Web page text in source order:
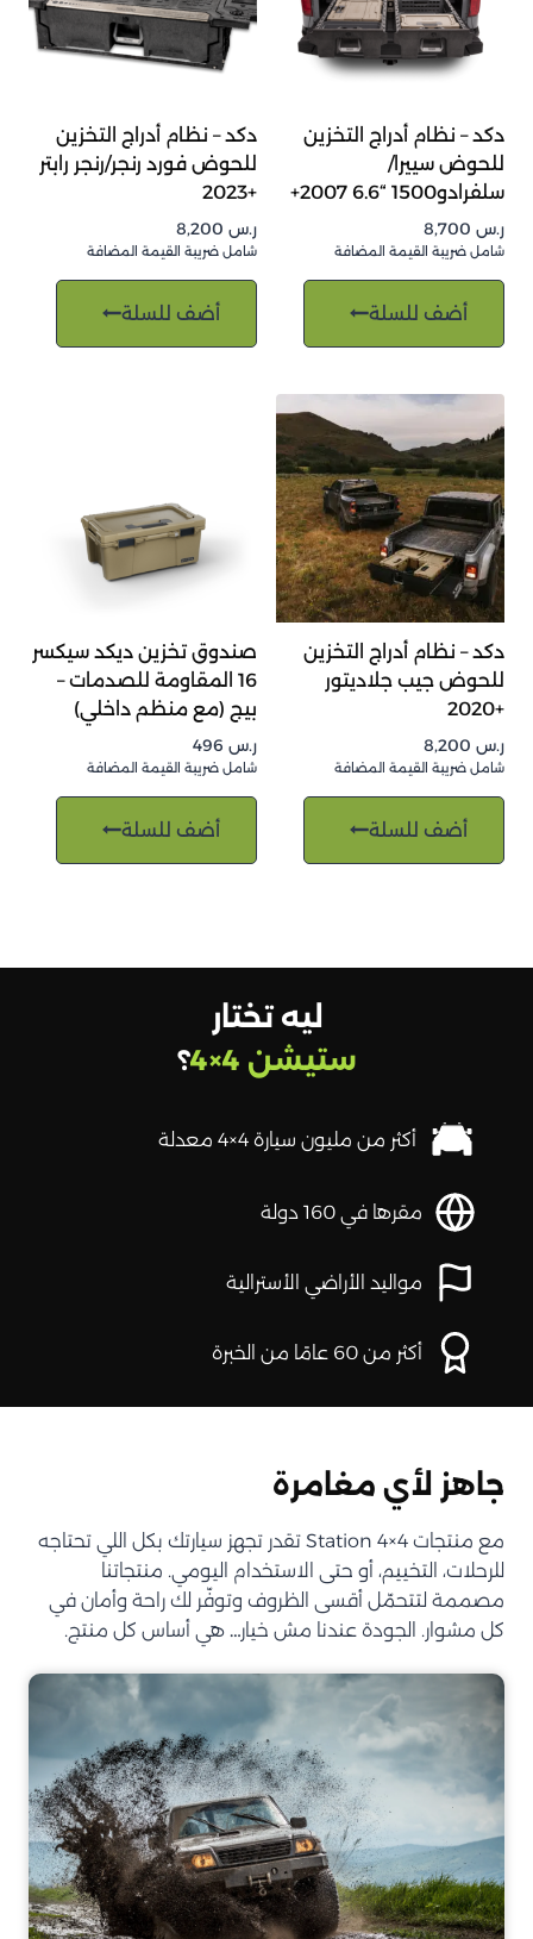
دكد – نظام أدراج التخزين
للحوض سييرا/
سلفرادو1500 “6.6 2007+
ر.س
شامل ضريبة القيمة المضافة
أضف للسلة
دكد – نظام أدراج التخزين
للحوض فورد رنجر/رنجر رابتر
+2023
ر.س
شامل ضريبة القيمة المضافة
أضف للسلة
دكد – نظام أدراج التخزين
للحوض جيب جلاديتور
+2020
ر.س
شامل ضريبة القيمة المضافة
أضف للسلة
صندوق تخزين ديكد سيكسر
16 المقاومة للصدمات –
بيج (مع منظم داخلي)
ر.س
شامل ضريبة القيمة المضافة
أضف للسلة
ليه تختار
ستيشن 4×4
؟
أكثر من مليون سيارة 4×4 معدلة
مقرها في 160 دولة
مواليد الأراضي الأسترالية
أكثر من 60 عامًا من الخبرة
جاهز لأي مغامرة
مع منتجات Station 4×4 تقدر تجهز سيارتك بكل اللي تحتاجه
للرحلات، التخييم، أو حتى الاستخدام اليومي. منتجاتنا
مصممة لتتحمّل أقسى الظروف وتوفّر لك راحة وأمان في
كل مشوار. الجودة عندنا مش خيار… هي أساس كل منتج.